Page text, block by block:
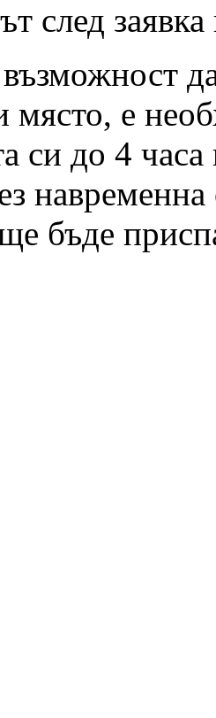
след
място, е
си до 4
бъде